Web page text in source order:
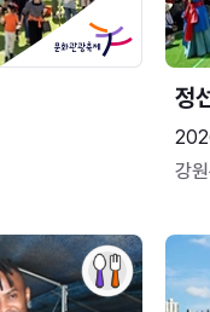
정
강